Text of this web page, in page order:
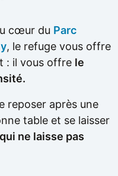
cœur du Parc
, le refuge vous offre
: il vous offre le
reposer après une
table et se laisser
ne laisse pas